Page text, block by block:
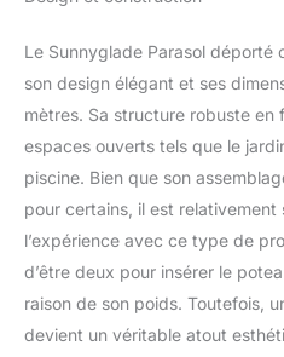
La
qui
Le Sunnyglade Parasol déporté
son design élégant et ses
mètres. Sa structure robuste en
espaces ouverts tels que le
piscine. Bien que son
pour certains, il est
l’expérience avec ce type de
d’être deux pour insérer le
raison de son poids. Toutefois,
devient un véritable atout